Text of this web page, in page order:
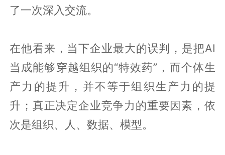
了一次深入交流。
在他看来，当下企业最大的误判，是把AI
当成能够穿越组织的“特效药”，而个体生
产力的提升，并不等于组织生产力的提
升；真正决定企业竞争力的重要因素，依
次是组织、人、数据、模型。